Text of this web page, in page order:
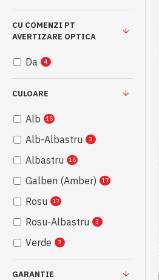
GARANTIE
CULOARE
Alb 15
Alb-Albastru 3
Albastru 16
Galben (Amber) 17
Rosu 17
Rosu-Albastru 3
Verde 3
CU COMENZI PT
AVERTIZARE OPTICA
Da 4